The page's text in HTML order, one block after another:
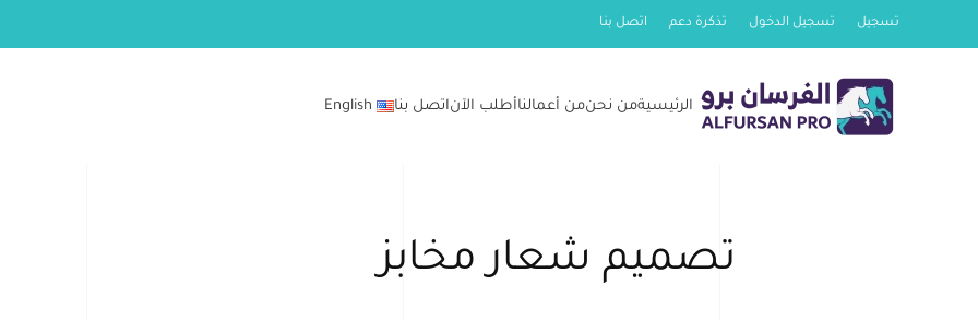
content
تسجيل تسجيل الدخول تذكرة دعم اتصل بنا
الرئيسيةمن نحنمن أعمالناأطلب الآناتصل بنا English
تصميم شعار مخابز